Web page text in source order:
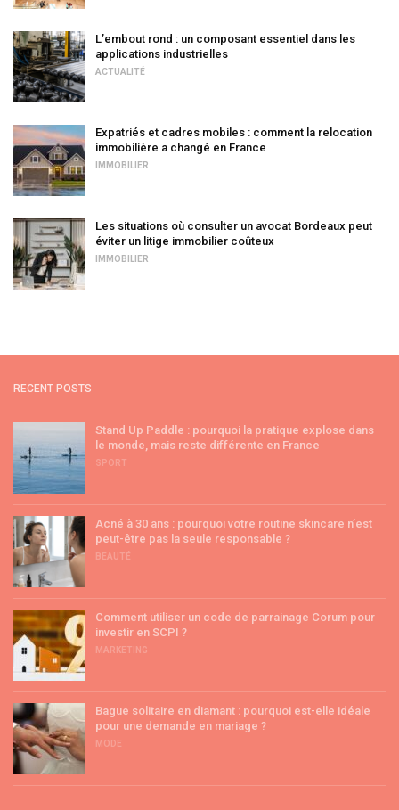
L’embout rond : un composant essentiel dans les
applications industrielles
ACTUALITÉ
Expatriés et cadres mobiles : comment la relocation
immobilière a changé en France
IMMOBILIER
Les situations où consulter un avocat Bordeaux peut
éviter un litige immobilier coûteux
IMMOBILIER
RECENT POSTS
Stand Up Paddle : pourquoi la pratique explose dans
le monde, mais reste différente en France
SPORT
Acné à 30 ans : pourquoi votre routine skincare n’est
peut-être pas la seule responsable ?
BEAUTÉ
Comment utiliser un code de parrainage Corum pour
investir en SCPI ?
MARKETING
Bague solitaire en diamant : pourquoi est-elle idéale
pour une demande en mariage ?
MODE